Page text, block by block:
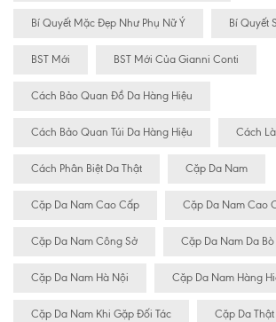
Bí Quyết Mặc Đẹp Như Phụ Nữ Ý Bí Quyết
BST Mới BST Mới Của Gianni Conti
Cách Bảo Quan Đồ Da Hàng Hiệu
Cách Bảo Quan Túi Da Hàng Hiệu Cách
Cách Phân Biệt Da Thật Cặp Da Nam
Cặp Da Nam Cao Cấp Cặp Da Nam Cao
Cặp Da Nam Công Sở Cặp Da Nam Da Bò
Cặp Da Nam Hà Nội Cặp Da Nam Hàng
Cặp Da Nam Khi Gặp Đối Tác Cặp Da Thật